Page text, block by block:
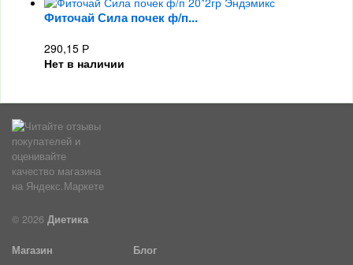
Фиточай Сила почек ф/п...
290,15 Р
Нет в наличии
© 2026 Диетика
Магазин
Блог